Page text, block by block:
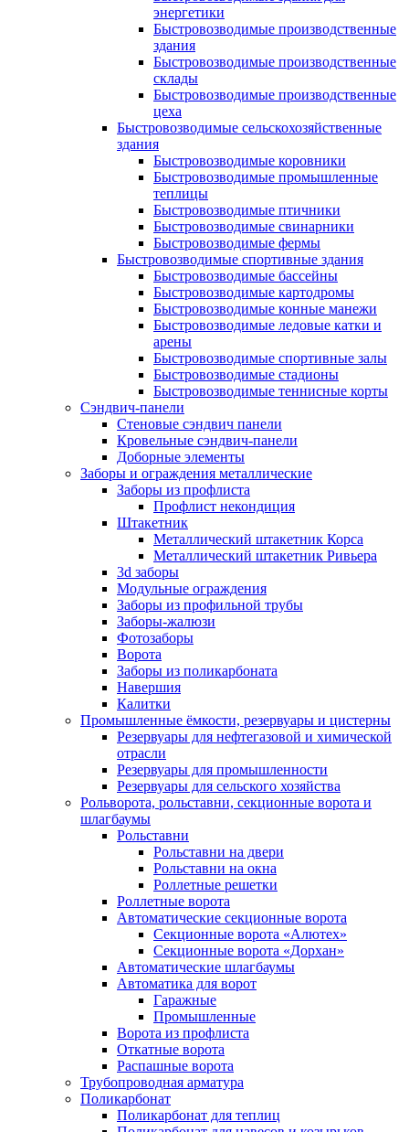
энергетики
Быстровозводимые производственные
здания
Быстровозводимые производственные
склады
Быстровозводимые производственные
цеха
Быстровозводимые сельскохозяйственные
здания
Быстровозводимые коровники
Быстровозводимые промышленные
теплицы
Быстровозводимые птичники
Быстровозводимые свинарники
Быстровозводимые фермы
Быстровозводимые спортивные здания
Быстровозводимые бассейны
Быстровозводимые картодромы
Быстровозводимые конные манежи
Быстровозводимые ледовые катки и
арены
Быстровозводимые спортивные залы
Быстровозводимые стадионы
Быстровозводимые теннисные корты
Сэндвич-панели
Стеновые сэндвич панели
Кровельные сэндвич-панели
Доборные элементы
Заборы и ограждения металлические
Заборы из профлиста
Профлист некондиция
Штакетник
Металлический штакетник Корса
Металлический штакетник Ривьера
3d заборы
Модульные ограждения
Заборы из профильной трубы
Заборы-жалюзи
Фотозаборы
Ворота
Заборы из поликарбоната
Навершия
Калитки
Промышленные ёмкости, резервуары и цистерны
Резервуары для нефтегазовой и химической
отрасли
Резервуары для промышленности
Резервуары для сельского хозяйства
Рольворота, рольставни, секционные ворота и
шлагбаумы
Рольставни
Рольставни на двери
Рольставни на окна
Роллетные решетки
Роллетные ворота
Автоматические секционные ворота
Секционные ворота «Алютех»
Секционные ворота «Дорхан»
Автоматические шлагбаумы
Автоматика для ворот
Гаражные
Промышленные
Ворота из профлиста
Откатные ворота
Распашные ворота
Трубопроводная арматура
Поликарбонат
Поликарбонат для теплиц